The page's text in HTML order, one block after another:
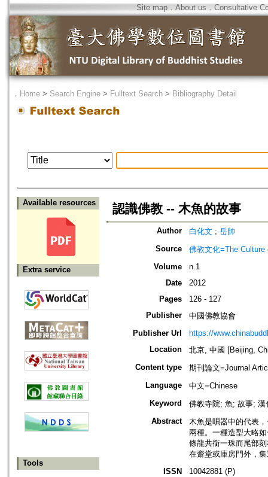
Site map．About us ． Consultative
． Home > Search Engine > Fulltext Search > Bibliography Detail
Available resources
Extra service
Tools
認識佛教 -- 木魚的故事
Author 白化文 ; 岳帥
Source
佛教文化=The
Volume
n.1
Date
2012
Pages
126 - 127
Publisher
中國佛教協會
Publisher Url
https://
Location
北京, 中國 [Beijing,
Content type
期刊論文=Journal
Language
中文=Chinese
Keyword
佛教寺院; 魚; 故事; 漢
Abstract
木魚是唄器中的代表
兩種。一種造型大略
條龍共銜一珠而尾部
在齋堂或庫房門外，
ISSN
10042881 (P)